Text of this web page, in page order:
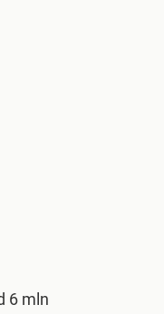
6 mln